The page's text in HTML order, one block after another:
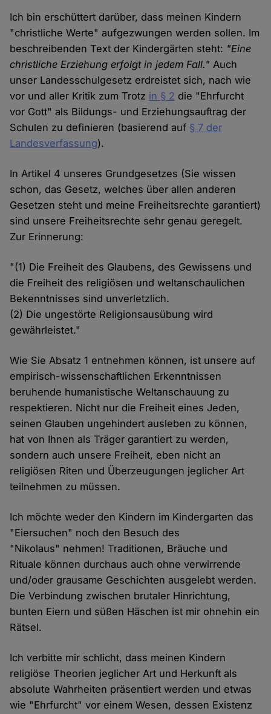
Ich bin erschüttert darüber, dass meinen Kindern
"christliche Werte" aufgezwungen werden sollen. Im
beschreibenden Text der Kindergärten steht: "Eine
christliche Erziehung erfolgt in jedem Fall." Auch
unser Landesschulgesetz erdreistet sich, nach wie
vor und aller Kritik zum Trotz in § 2 die "Ehrfurcht
vor Gott" als Bildungs- und Erziehungsauftrag der
Schulen zu definieren (basierend auf § 7 der
Landesverfassung).
In Artikel 4 unseres Grundgesetzes (Sie wissen
schon, das Gesetz, welches über allen anderen
Gesetzen steht und meine Freiheitsrechte garantiert)
sind unsere Freiheitsrechte sehr genau geregelt.
Zur Erinnerung:
"(1) Die Freiheit des Glaubens, des Gewissens und
die Freiheit des religiösen und weltanschaulichen
Bekenntnisses sind unverletzlich.
(2) Die ungestörte Religionsausübung wird
gewährleistet."
Wie Sie Absatz 1 entnehmen können, ist unsere auf
empirisch-wissenschaftlichen Erkenntnissen
beruhende humanistische Weltanschauung zu
respektieren. Nicht nur die Freiheit eines Jeden,
seinen Glauben ungehindert ausleben zu können,
hat von Ihnen als Träger garantiert zu werden,
sondern auch unsere Freiheit, eben nicht an
religiösen Riten und Überzeugungen jeglicher Art
teilnehmen zu müssen.
Ich möchte weder den Kindern im Kindergarten das
"Eiersuchen" noch den Besuch des
"Nikolaus" nehmen! Traditionen, Bräuche und
Rituale können durchaus auch ohne verwirrende
und/oder grausame Geschichten ausgelebt werden.
Die Verbindung zwischen brutaler Hinrichtung,
bunten Eiern und süßen Häschen ist mir ohnehin ein
Rätsel.
Ich verbitte mir schlicht, dass meinen Kindern
religiöse Theorien jeglicher Art und Herkunft als
absolute Wahrheiten präsentiert werden und etwas
wie "Ehrfurcht" vor einem Wesen, dessen Existenz